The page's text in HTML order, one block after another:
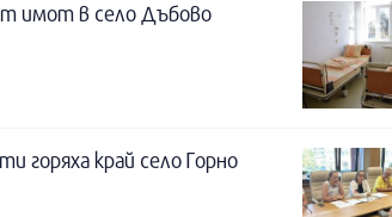
имот в село Дъбово
горяха край село Горно